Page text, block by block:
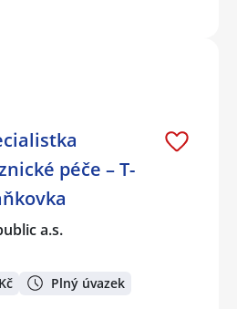
péče – T-
a.s.
Plný úvazek